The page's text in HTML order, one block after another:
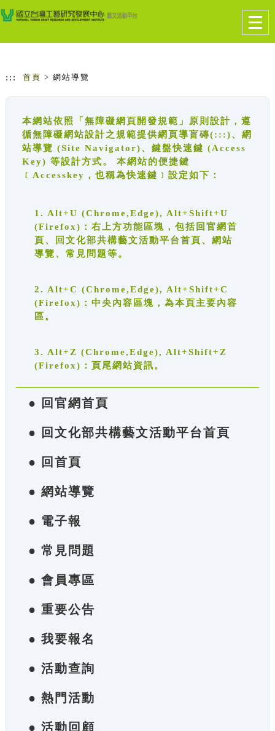
跳到主要內容
網站導覽
::: 首頁 > 網站導覽
本網站依照「無障礙網頁開發規範」原則設計，遵
循無障礙網站設計之規範提供網頁導盲磚(:::)、網
站導覽 (Site Navigator)、鍵盤快速鍵 (Access
Key) 等設計方式。 本網站的便捷鍵
﹝Accesskey，也稱為快速鍵﹞設定如下：
1. Alt+U (Chrome,Edge), Alt+Shift+U
(Firefox)：右上方功能區塊，包括回官網首
頁、回文化部共構藝文活動平台首頁、網站
導覽、常見問題等。
2. Alt+C (Chrome,Edge), Alt+Shift+C
(Firefox)：中央內容區塊，為本頁主要內容
區。
3. Alt+Z (Chrome,Edge), Alt+Shift+Z
(Firefox)：頁尾網站資訊。
● 回官網首頁
● 回文化部共構藝文活動平台首頁
● 回首頁
● 網站導覽
● 電子報
● 常見問題
● 會員專區
● 重要公告
● 我要報名
● 活動查詢
● 熱門活動
● 活動回顧